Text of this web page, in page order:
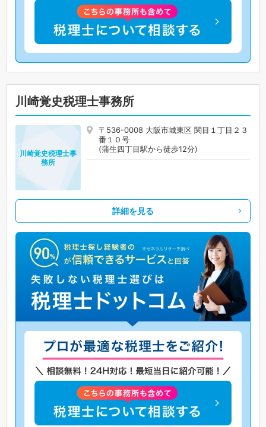
川崎覚史税理士事務所
〒536-0008 大阪市城東区 関目１丁目２３
番１０号
(蒲生四丁目駅から徒歩12分)
川崎覚史税理士事
務所
詳細を見る